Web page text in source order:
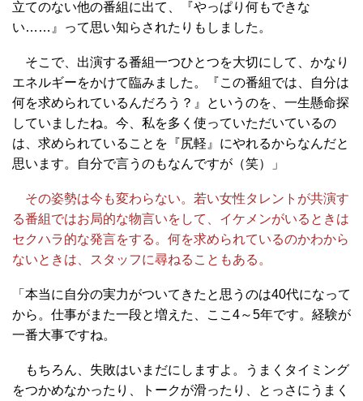
立てのない他の番組に出て、『やっぱり何もできな
い……』って思い知らされたりもしました。
そこで、出演する番組一つひとつを大切にして、かなり
エネルギーをかけて臨みました。『この番組では、自分は
何を求められているんだろう？』というのを、一生懸命探
していましたね。今、私を多く使っていただいているの
は、求められていることを『尻軽』にやれるからなんだと
思います。自分で言うのもなんですが（笑）」
その姿勢は今も変わらない。若い女性タレントが共演す
る番組ではお局的な物言いをして、イケメンがいるときは
セクハラ的な発言をする。何を求められているのかわから
ないときは、スタッフに尋ねることもある。
「本当に自分の実力がついてきたと思うのは40代になって
から。仕事がまた一段と増えた、ここ4～5年です。経験が
一番大事ですね。
もちろん、失敗はいまだにしますよ。うまくタイミング
をつかめなかったり、トークが滑ったり、とっさにうまく